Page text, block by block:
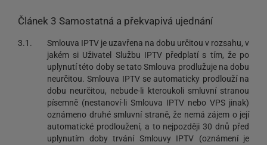
Článek 3 Samostatná a překvapivá ujednání
3.1.
Smlouva IPTV je uzavřena na dobu určitou v rozsahu, v
jakém si Uživatel Službu IPTV předplatí s tím, že po
uplynutí této doby se tato Smlouva prodlužuje na dobu
neurčitou. Smlouva IPTV se automaticky prodlouží na
dobu neurčitou, nebude-li kteroukoli smluvní stranou
písemně (nestanoví-li Smlouva IPTV nebo VPS jinak)
oznámeno druhé smluvní straně, že nemá zájem o její
automatické prodloužení, a to nejpozději 30 dnů před
uplynutím doby trvání Smlouvy IPTV (oznámení je